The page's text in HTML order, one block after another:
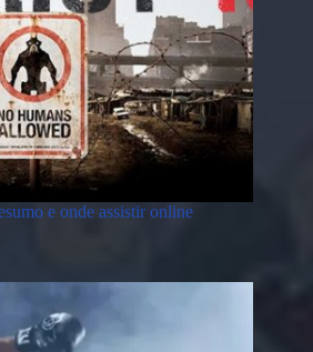
e onde assistir online